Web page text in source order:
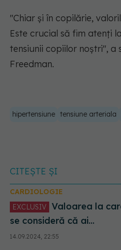
"Chiar și în copilărie,
Este crucial să fim atenți
tensiunii copiilor noștri", a
Freedman.
hipertensiune tensiune arteriala
CITEȘTE ȘI
CARDIOLOGIE
EXCLUSIV
se consideră că ai
hipertensiune. Prof. Dr.
Eduard Apetrei: A rămas
14.09.2024, 22:55